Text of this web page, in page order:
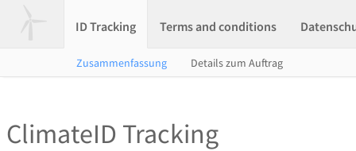
ID Tracking Terms and conditions
Zusammenfassung Details zum Auftrag
ClimateID Tracking